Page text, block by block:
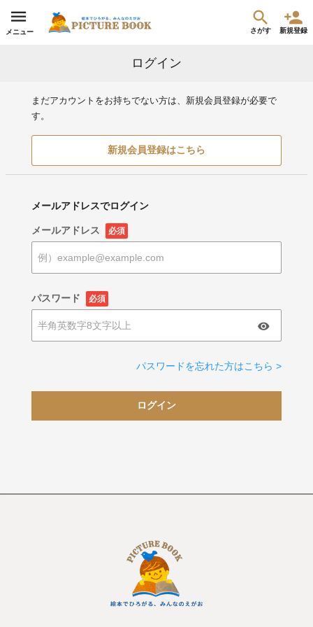
メニュー さがす 新規登録
ログイン
まだアカウントをお持ちでない方は、新規会員登録が必要で
す。
新規会員登録はこちら
メールアドレスでログイン
メールアドレス 必須
パスワード 必須
パスワードを忘れた方はこちら >
ログイン